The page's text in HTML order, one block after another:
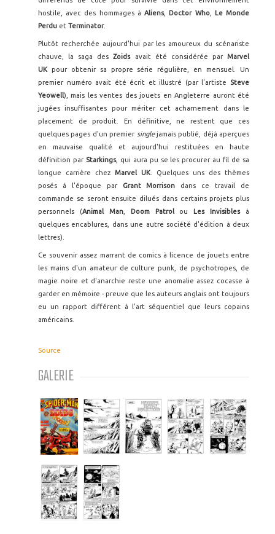
hostile, avec des hommages àAliens, Doctor Who, Le Monde
Perdu et Terminator.
Plutôt recherchée aujourd'hui par les amoureux du scénariste
chauve, la saga desZoidsavait été considérée parMarvel
UK pour obtenir sa propre série régulière, en mensuel. Un
premier numéro avait été écrit et illustré (par l'artiste Steve
Yeowell), mais les ventes des jouets en Angleterre auront été
jugées insuffisantes pour mériter cet acharnement dans le
placement de produit. En définitive, ne restent que ces
quelques pages d'un premier singlejamais publié, déjà aperçues
en mauvaise qualité et aujourd'hui restituées en haute
définition par Starkings, qui aura pu se les procurer au fil de sa
longue carrière chez Marvel UK . Quelques uns des thèmes
posés à l'époque par
Grant Morrison dans ce travail de
commande se seront ensuite dilués dans certains projets plus
personnels (Animal Man, Doom Patrolou Les Invisibles à
quelques encablures, dans une autre société d'édition à deux
lettres).
Ce souvenir assez marrant de comics à licence de jouets entre
les mains d'un amateur de culture punk, de psychotropes, de
magie noire et d'anarchie reste une anomalie assez cocasse à
garder en mémoire - preuve que les auteurs anglais ont toujours
eu un rapport différent à l'art séquentiel que leurs copains
américains.
Source
GALERIE